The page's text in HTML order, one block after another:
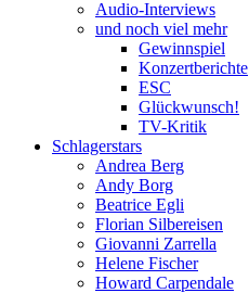
Audio-Interviews
und noch viel mehr
Gewinnspiel
Konzertberichte
ESC
Glückwunsch!
TV-Kritik
Schlagerstars
Andrea Berg
Andy Borg
Beatrice Egli
Florian Silbereisen
Giovanni Zarrella
Helene Fischer
Howard Carpendale